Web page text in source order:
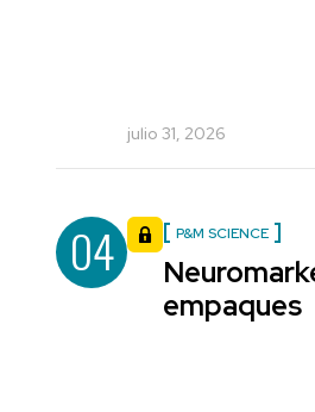
julio 31, 2026
04 P&M SCIENCE
empaques